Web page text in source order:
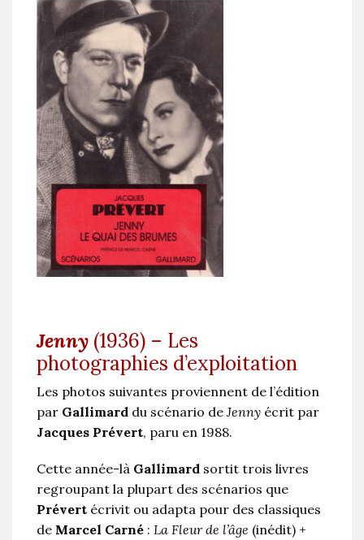
Jenny (1936) – Les
photographies d’exploitation
Les photos suivantes proviennent de l’édition
par Gallimard du scénario de Jenny écrit par
Jacques Prévert, paru en 1988.
Cette année-là Gallimard sortit trois livres
regroupant la plupart des scénarios que
Prévert écrivit ou adapta pour des classiques
de Marcel Carné : La Fleur de l’âge (inédit) +